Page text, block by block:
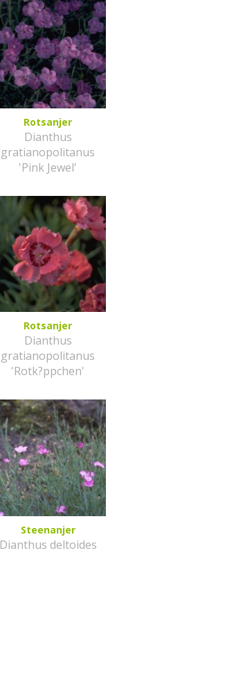
Rotsanjer
Dianthus
gratianopolitanus
'Pink Jewel'
Rotsanjer
Dianthus
gratianopolitanus
'Rotk?ppchen'
Steenanjer
Dianthus deltoides